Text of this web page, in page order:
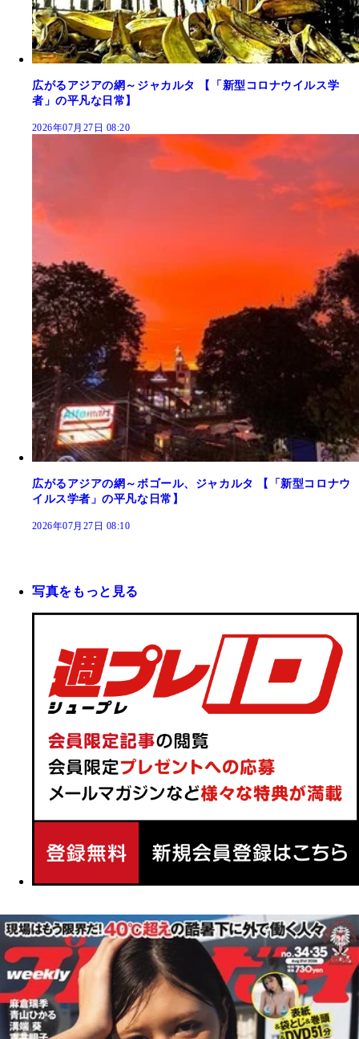
広がるアジアの網～ジャカルタ 【「新型コロナウイルス学
者」の平凡な日常】
2026年07月27日 08:20
広がるアジアの網～ボゴール、ジャカルタ 【「新型コロナウ
イルス学者」の平凡な日常】
2026年07月27日 08:10
写真をもっと見る